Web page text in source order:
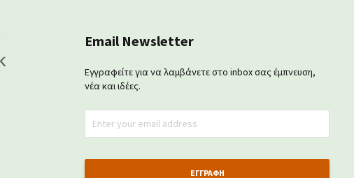
Email Newsletter
Εγγραφείτε για να λαμβάνετε στο inbox σας έμπνευση,
νέα και ιδέες.